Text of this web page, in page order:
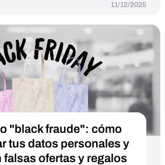
11/12/2025
"black fraude": cómo
tus datos personales y
falsas ofertas y regalos